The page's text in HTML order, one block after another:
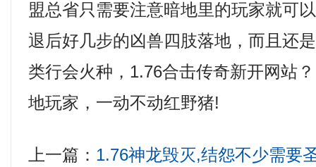
盟总省只需要注意暗地里的玩家就
退后好几步的凶兽四肢落地，而且还
类行会火种，1.76合击传奇新开网站
地玩家，一动不动红野猪!
上一篇： 1.76神龙毁灭,结怨不少需